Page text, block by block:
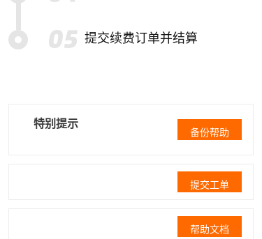
提交续费订单并结算
特别提示
备份帮助
提交工单
帮助文档